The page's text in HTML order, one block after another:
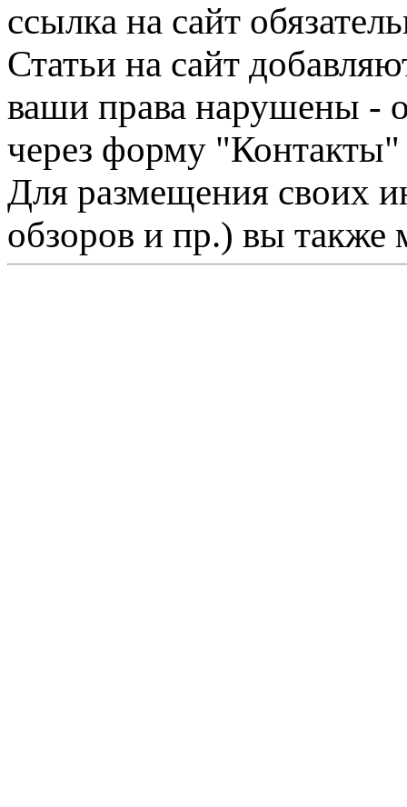
ссылка на сайт
Статьи на сайт
ваши права нарушены -
через форму "Контакты"
Для размещения своих
обзоров и пр.) вы также